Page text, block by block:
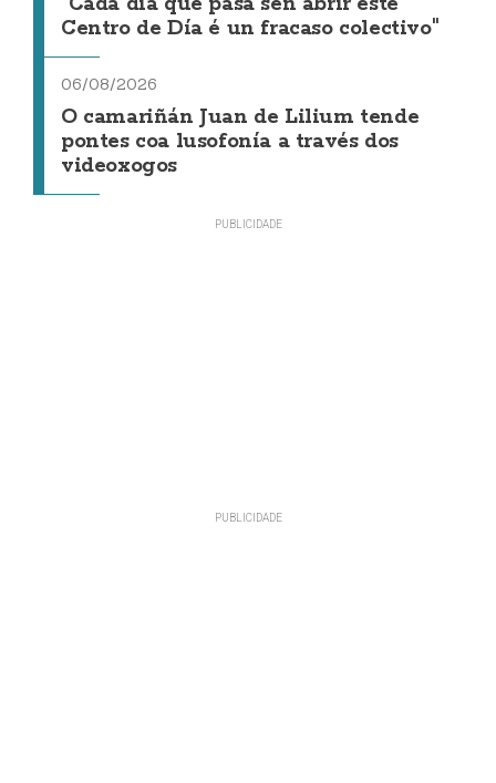
Centro de Día é un fracaso colectivo"
06/08/2026
O camariñán Juan de Lilium tende
pontes coa lusofonía a través dos
videoxogos